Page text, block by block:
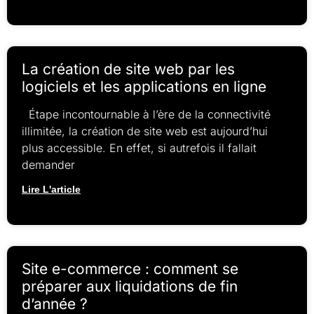
La création de site web par les
logiciels et les applications en ligne
Étape incontournable à l’ère de la connectivité
illimitée, la création de site web est aujourd’hui
plus accessible. En effet, si autrefois il fallait
demander
Lire L'article
Site e-commerce : comment se
préparer aux liquidations de fin
d’année ?